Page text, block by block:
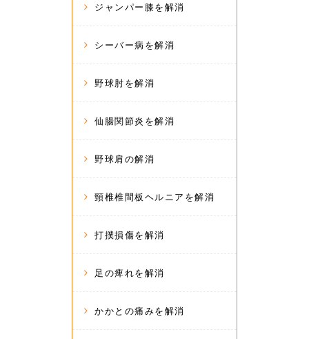
ジャンパー膝を解消
シーバー病を解消
野球肘を解消
仙腸関節炎を解消
野球肩の解消
頸椎椎間板ヘルニアを解消
打撲損傷を解消
足の痺れを解消
かかとの痛みを解消